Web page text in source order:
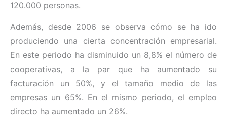
120.000 personas.
Además, desde 2006 se observa cómo se ha ido
produciendo una cierta concentración empresarial.
En este periodo ha disminuido un 8,8% el número de
cooperativas, a la par que ha aumentado su
facturación un 50%, y el tamaño medio de las
empresas un 65%. En el mismo periodo, el empleo
directo ha aumentado un 26%.